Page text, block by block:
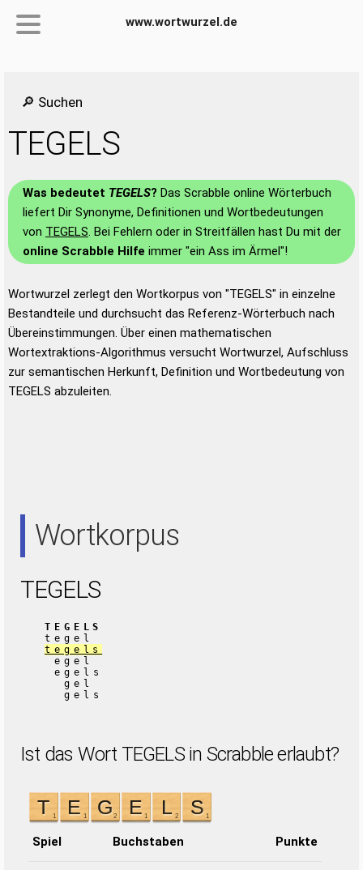
www.wortwurzel.de
🔎 Suchen
TEGELS
Was bedeutet TEGELS? Das Scrabble online Wörterbuch
liefert Dir Synonyme, Definitionen und Wortbedeutungen
von TEGELS. Bei Fehlern oder in Streitfällen hast Du mit der
online Scrabble Hilfe immer "ein Ass im Ärmel"!
Wortwurzel zerlegt den Wortkorpus von "TEGELS" in einzelne
Bestandteile und durchsucht das Referenz-Wörterbuch nach
Übereinstimmungen. Über einen mathematischen
Wortextraktions-Algorithmus versucht Wortwurzel, Aufschluss
zur semantischen Herkunft, Definition und Wortbedeutung von
TEGELS abzuleiten.
Wortkorpus
TEGELS
TEGELS
tegel
tegels
egel
egels
gel
gels
Ist das Wort TEGELS in Scrabble erlaubt?
Spiel Buchstaben Punkte